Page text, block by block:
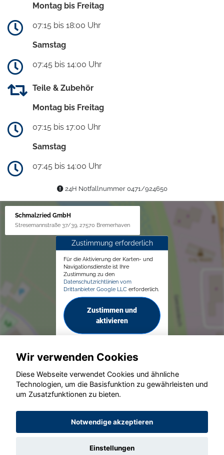
Montag bis Freitag
07:15 bis 18:00 Uhr
Samstag
07:45 bis 14:00 Uhr
Teile & Zubehör
Montag bis Freitag
07:15 bis 17:00 Uhr
Samstag
07:45 bis 14:00 Uhr
24H Notfallnummer 0471/924650
Schmalzried GmbH
Stresemannstraße 37/39, 27570 Bremerhaven
Zustimmung erforderlich
Für die Aktivierung der Karten- und
Navigationsdienste ist Ihre
Zustimmung zu den
Datenschutzrichtlinien vom
Drittanbieter Google LLC erforderlich.
Zustimmen und
aktivieren
© konjunkturmotor.de GmbH 2020 - 2026
Wir verwenden Cookies
Diese Webseite verwendet Cookies und ähnliche
Technologien, um die Basisfunktion zu gewährleisten und
um Zusatzfunktionen zu bieten.
Notwendige akzeptieren
Einstellungen